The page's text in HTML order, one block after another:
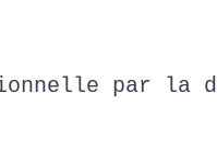
par la